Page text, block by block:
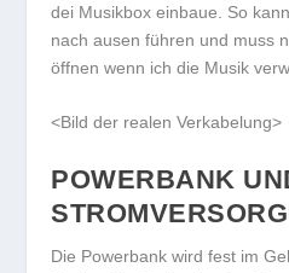
dei Musikbox einbaue. So
nach ausen führen und muss
öffnen wenn ich die Musik
<Bild der realen Verkabelung>
POWERBANK
Die Powerbank wird fest im